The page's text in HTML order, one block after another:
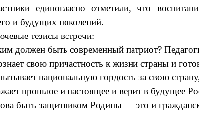
единогласно отметили, что
и будущих поколений.
тезисы встречи:
должен быть современный патриот?
свою причастность к жизни страны и
национальную гордость за свою
прошлое и настоящее и верит в будущее
быть защитником Родины — это и